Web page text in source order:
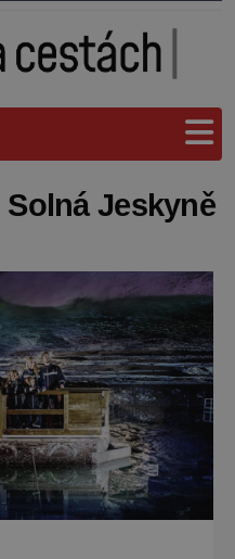
Solná Jeskyně